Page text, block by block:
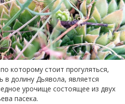
которому стоит прогуляться,
в долину Дьявола, является
урочище состоящее из двух
пасека.